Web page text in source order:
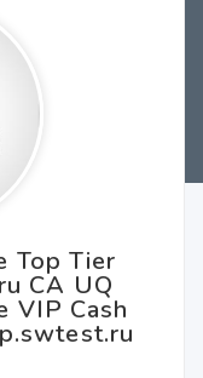
Top Tier
CA UQ
VIP Cash